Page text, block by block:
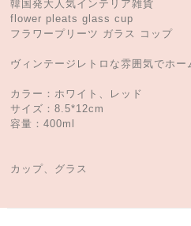
韓国発大人気インテリア雑貨
flower pleats glass cup
フラワープリーツ ガラス コップ
ヴィンテージレトロな雰囲気でホ
カラー：ホワイト、レッド
サイズ：8.5*12cm
容量：400ml
カップ、グラス